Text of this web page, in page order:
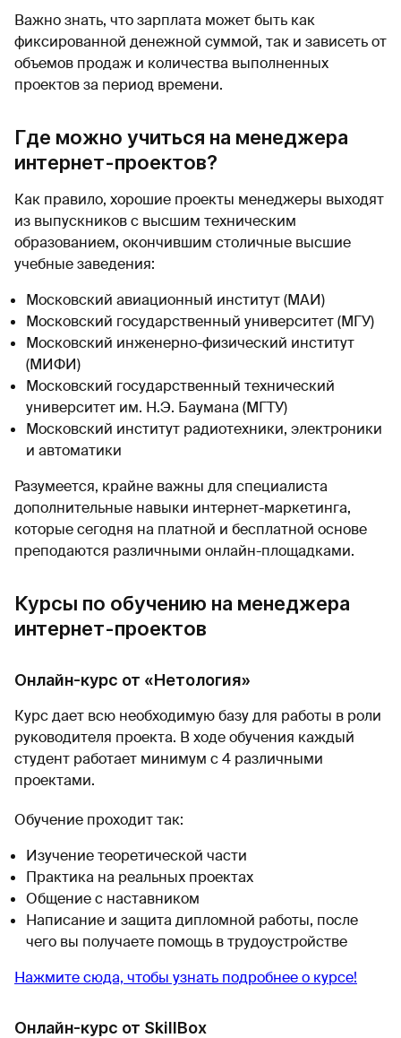
Важно знать, что зарплата может быть как
фиксированной денежной суммой, так и зависеть от
объемов продаж и количества выполненных
проектов за период времени.
Где можно учиться на менеджера
интернет-проектов?
Как правило, хорошие проекты менеджеры выходят
из выпускников с высшим техническим
образованием, окончившим столичные высшие
учебные заведения:
Московский авиационный институт (МАИ)
Московский государственный университет (МГУ)
Московский инженерно-физический институт
(МИФИ)
Московский государственный технический
университет им. Н.Э. Баумана (МГТУ)
Московский институт радиотехники, электроники
и автоматики
Разумеется, крайне важны для специалиста
дополнительные навыки интернет-маркетинга,
которые сегодня на платной и бесплатной основе
преподаются различными онлайн-площадками.
Курсы по обучению на менеджера
интернет-проектов
Онлайн-курс от «Нетология»
Курс дает всю необходимую базу для работы в роли
руководителя проекта. В ходе обучения каждый
студент работает минимум с 4 различными
проектами.
Обучение проходит так:
Изучение теоретической части
Практика на реальных проектах
Общение с наставником
Написание и защита дипломной работы, после
чего вы получаете помощь в трудоустройстве
Нажмите сюда, чтобы узнать подробнее о курсе!
Онлайн-курс от SkillBox